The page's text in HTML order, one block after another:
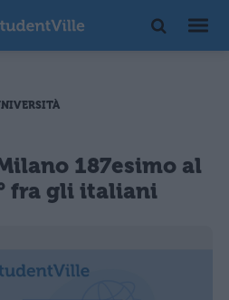
187esimo al
fra gli italiani